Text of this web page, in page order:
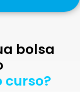
bolsa
curso?